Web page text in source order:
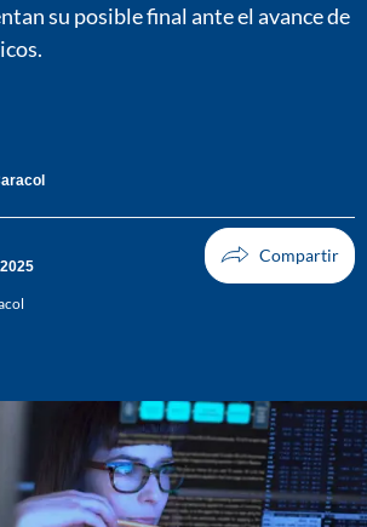
su posible final ante el avance de